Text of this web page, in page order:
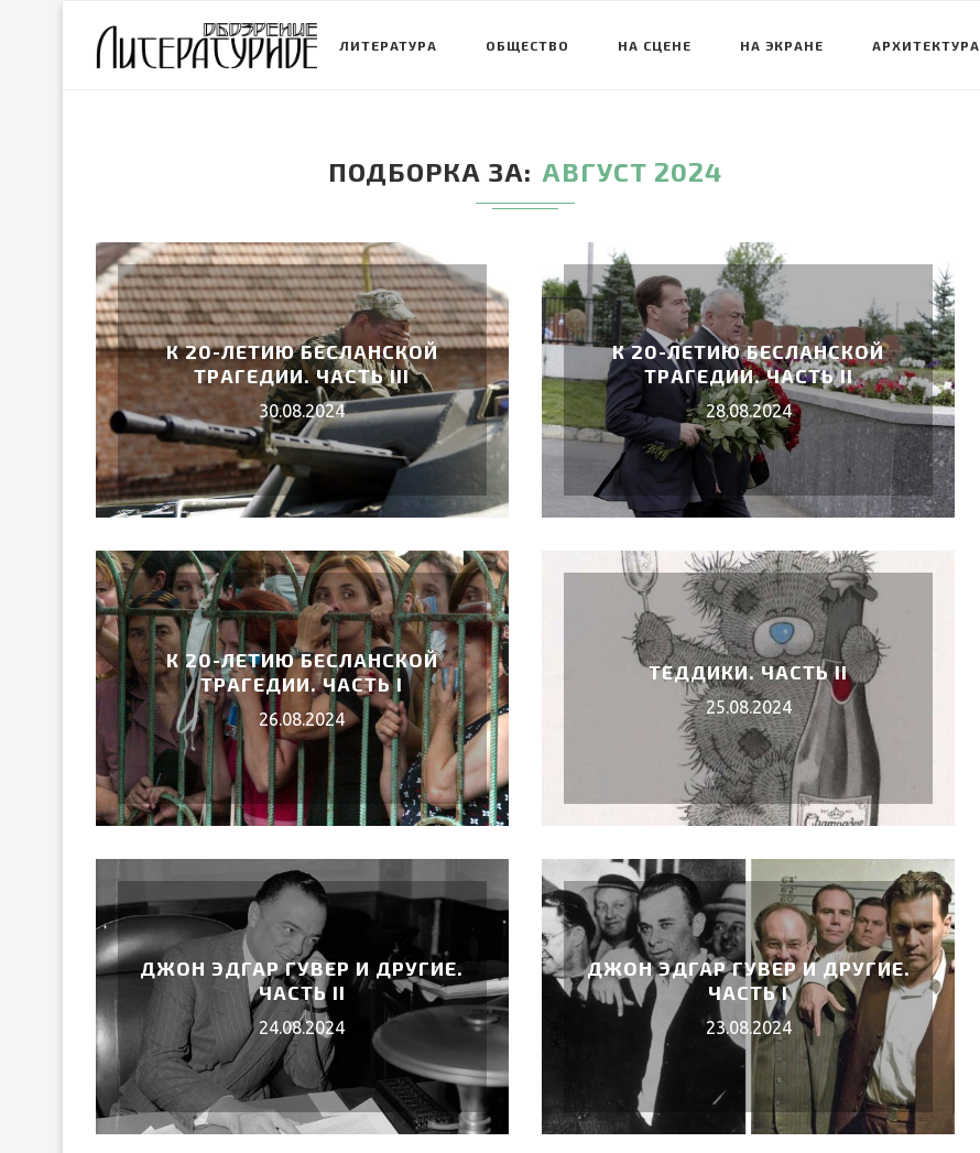
ЛИТЕРАТУРА ОБЩЕСТВО НА СЦЕНЕ НА ЭКРАНЕ АРХИТЕКТУРА
ПОДБОРКА ЗА АВГУСТ 2024
К 20-ЛЕТИЮ БЕСЛАНСКОЙ
ТРАГЕДИИ. ЧАСТЬ III
30.08.2024
К 20-ЛЕТИЮ БЕСЛАНСКОЙ
ТРАГЕДИИ. ЧАСТЬ II
28.08.2024
К 20-ЛЕТИЮ БЕСЛАНСКОЙ
ТРАГЕДИИ. ЧАСТЬ I
26.08.2024
ТЕДДИКИ. ЧАСТЬ II
25.08.2024
ДЖОН ЭДГАР ГУВЕР И ДРУГИЕ.
ЧАСТЬ II
24.08.2024
ДЖОН ЭДГАР ГУВЕР И ДРУГИЕ.
ЧАСТЬ I
23.08.2024